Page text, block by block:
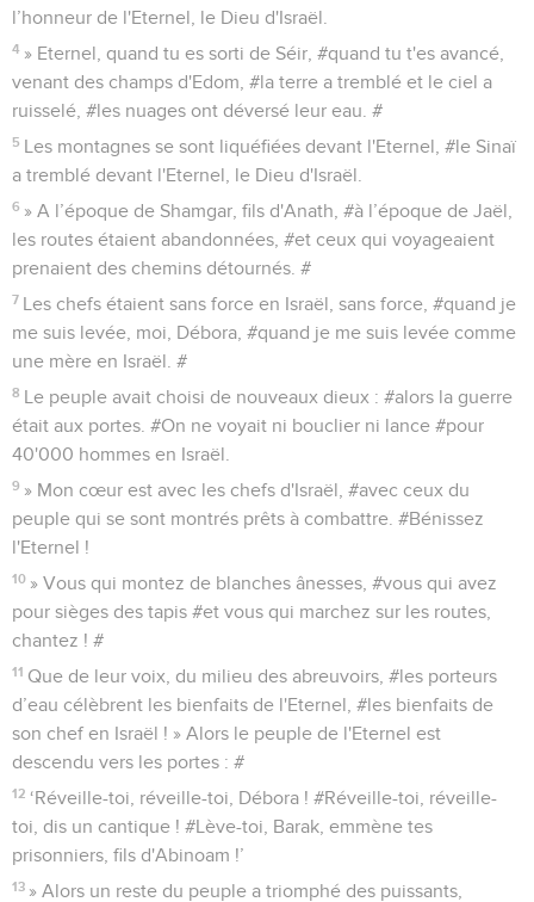
l’honneur de l'Eternel, le Dieu d'Israël.
4 » Eternel, quand tu es sorti de Séir, #quand tu t'es avancé,
venant des champs d'Edom, #la terre a tremblé et le ciel a
ruisselé, #les nuages ont déversé leur eau. #
5 Les montagnes se sont liquéfiées devant l'Eternel, #le Sinaï
a tremblé devant l'Eternel, le Dieu d'Israël.
6 » A l’époque de Shamgar, fils d'Anath, #à l’époque de Jaël,
les routes étaient abandonnées, #et ceux qui voyageaient
prenaient des chemins détournés. #
7 Les chefs étaient sans force en Israël, sans force, #quand je
me suis levée, moi, Débora, #quand je me suis levée comme
une mère en Israël. #
8 Le peuple avait choisi de nouveaux dieux : #alors la guerre
était aux portes. #On ne voyait ni bouclier ni lance #pour
40'000 hommes en Israël.
9 » Mon cœur est avec les chefs d'Israël, #avec ceux du
peuple qui se sont montrés prêts à combattre. #Bénissez
l'Eternel !
10 » Vous qui montez de blanches ânesses, #vous qui avez
pour sièges des tapis #et vous qui marchez sur les routes,
chantez ! #
11 Que de leur voix, du milieu des abreuvoirs, #les porteurs
d’eau célèbrent les bienfaits de l'Eternel, #les bienfaits de
son chef en Israël ! » Alors le peuple de l'Eternel est
descendu vers les portes : #
12 ‘Réveille-toi, réveille-toi, Débora ! #Réveille-toi, réveille-
toi, dis un cantique ! #Lève-toi, Barak, emmène tes
prisonniers, fils d'Abinoam !’
13 » Alors un reste du peuple a triomphé des puissants,